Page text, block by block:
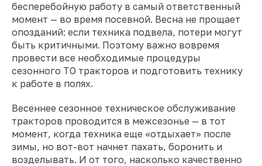
бесперебойную работу в самый ответственный
момент — во время посевной. Весна не прощает
опозданий: если техника подвела, потери могут
быть критичными. Поэтому важно вовремя
провести все необходимые процедуры
сезонного ТО тракторов и подготовить технику
к работе в полях.
Весеннее сезонное техническое обслуживание
тракторов проводится в межсезонье — в тот
момент, когда техника еще «отдыхает» после
зимы, но вот-вот начнет пахать, боронить и
возделывать. И от того, насколько качественно